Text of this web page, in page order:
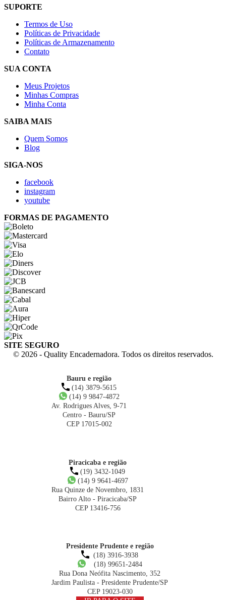
SUPORTE
Termos de Uso
Políticas de Privacidade
Políticas de Armazenamento
Contato
SUA CONTA
Meus Projetos
Minhas Compras
Minha Conta
SAIBA MAIS
Quem Somos
Blog
SIGA-NOS
facebook
instagram
youtube
FORMAS DE PAGAMENTO
SITE SEGURO
© 2026 - Quality Encadernadora. Todos os direitos reservados.
Bauru e região
(14) 3879-5615
(14) 9 9847-4872
Av. Rodrigues Alves, 9-71
Centro - Bauru/SP
CEP 17015-002
Piracicaba e região
(19) 3432-1049
(14) 9 9641-4697
Rua Quinze de Novembro, 1831
Bairro Alto - Piracicaba/SP
CEP 13416-756
Presidente Prudente e região
(18) 3916-3938
(18) 99651-2484
Rua Dona Neófita Nascimento, 352
Jardim Paulista - Presidente Prudente/SP
CEP 19023-030